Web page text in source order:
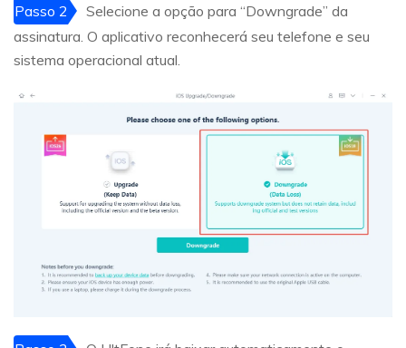
Passo 2
Selecione a opção para “Downgrade” da
assinatura. O aplicativo reconhecerá seu telefone e seu
sistema operacional atual.